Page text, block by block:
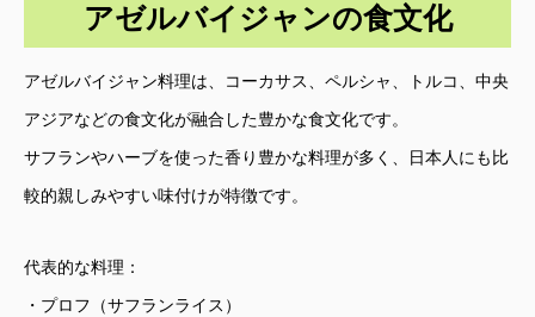
アゼルバイジャンの食文化
アゼルバイジャン料理は、コーカサス、ペルシャ、トルコ、中央
アジアなどの食文化が融合した豊かな食文化です。
サフランやハーブを使った香り豊かな料理が多く、日本人にも比
較的親しみやすい味付けが特徴です。
代表的な料理：
・プロフ（サフランライス）